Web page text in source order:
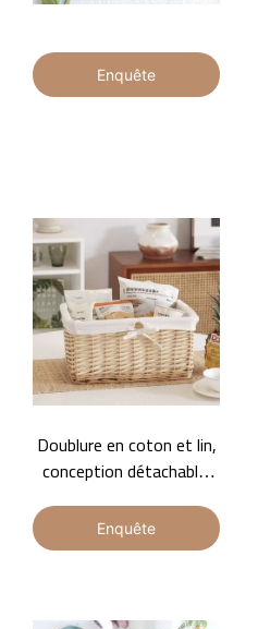
Enquête
Doublure en coton et lin,
conception détachable,
panier de rangement en
rotin tressé.
Enquête